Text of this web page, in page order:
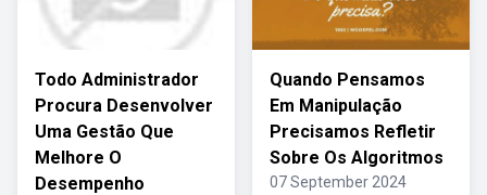
Todo Administrador
Procura Desenvolver
Uma Gestão Que
Melhore O
Desempenho
Quando Pensamos
Em Manipulação
Precisamos Refletir
Sobre Os Algoritmos
07 September 2024